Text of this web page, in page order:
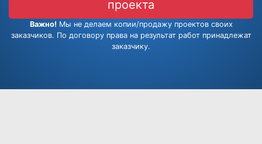
проекта
Важно! Мы не делаем копии/продажу проектов своих
заказчиков. По договору права на результат работ принадлежат
заказчику.